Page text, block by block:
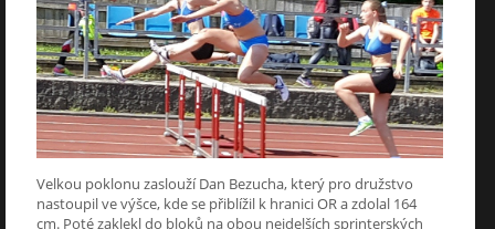
Velkou poklonu zaslouží Dan Bezucha, který pro družstvo
nastoupil ve výšce, kde se přiblížil k hranici OR a zdolal 164
cm. Poté zaklekl do bloků na obou nejdelších sprinterských